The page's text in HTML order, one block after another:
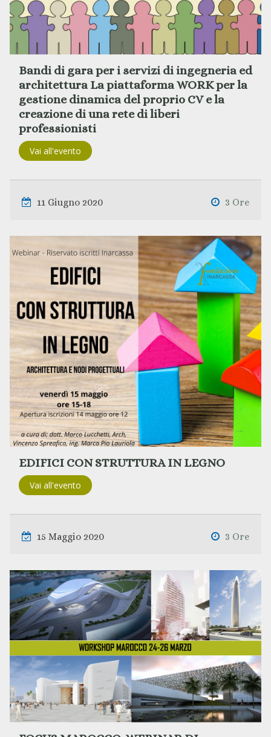
Bandi di gara per i servizi di ingegneria ed
architettura La piattaforma WORK per la
gestione dinamica del proprio CV e la
creazione di una rete di liberi
professionisti
Vai all'evento
11 Giugno 2020 3 Ore
EDIFICI CON STRUTTURA IN LEGNO
Vai all'evento
15 Maggio 2020 3 Ore